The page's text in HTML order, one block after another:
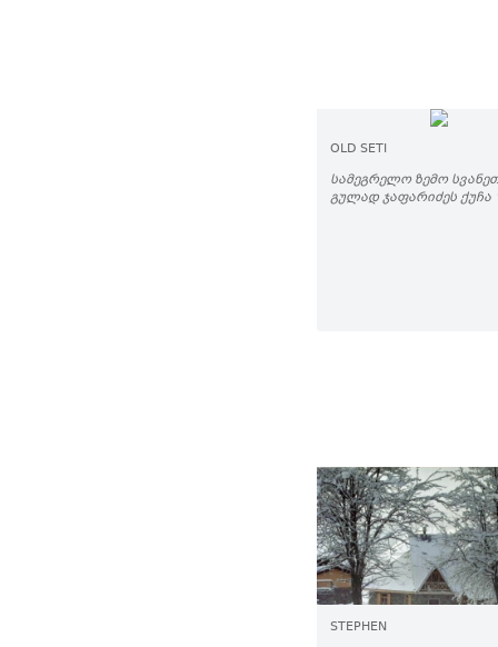
OLD SETI
ᲡᲐᲛᲔᲒᲠᲔᲚᲝ ᲖᲔᲛᲝ
ᲒᲣᲚᲐᲓ ᲯᲐᲤᲐᲠᲘᲫᲔᲡ ᲥᲣᲩᲐ
STEPHEN